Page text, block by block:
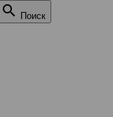
 Поиск